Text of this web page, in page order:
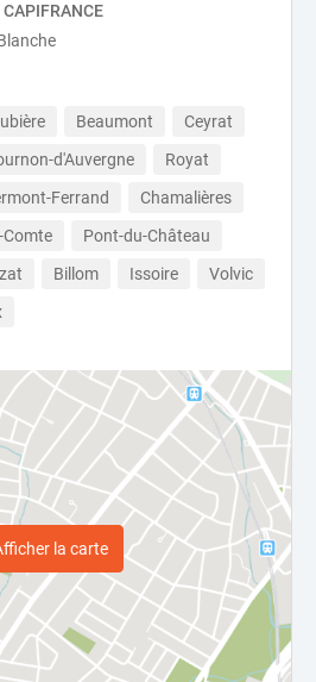
Beaumont
Ceyrat
d'Auvergne
Royat
Ferrand
Chamalières
Comte
Pont-du-Château
Billom Issoire
Volvic
la carte